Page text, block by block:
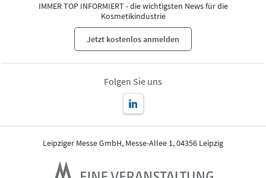
IMMER TOP INFORMIERT - die wichtigsten News für die
Kosmetikindustrie
Jetzt kostenlos anmelden
Folgen Sie uns
Leipziger Messe GmbH, Messe-Allee 1, 04356 Leipzig